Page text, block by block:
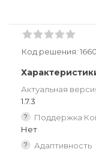
Код решения:
Актуальная
1.7.3
?
Поддержка
Нет
?
Адаптивность